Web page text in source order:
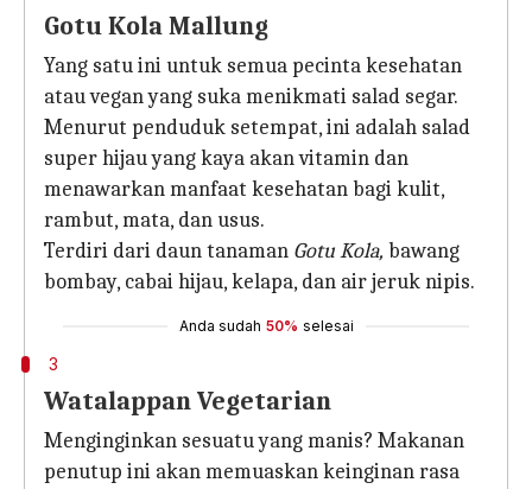
Gotu Kola Mallung
Yang satu ini untuk semua pecinta kesehatan
atau vegan yang suka menikmati salad segar.
Menurut penduduk setempat, ini adalah salad
super hijau yang kaya akan vitamin dan
menawarkan manfaat kesehatan bagi kulit,
rambut, mata, dan usus.
Terdiri dari daun tanaman Gotu Kola, bawang
bombay, cabai hijau, kelapa, dan air jeruk nipis.
Anda sudah 50% selesai
3
Watalappan Vegetarian
Menginginkan sesuatu yang manis? Makanan
penutup ini akan memuaskan keinginan rasa